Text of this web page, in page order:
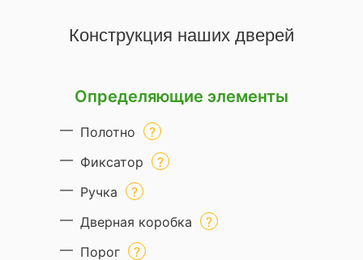
Конструкция наших дверей
Определяющие элементы
Полотно
Фиксатор
Ручка
Дверная коробка
Порог